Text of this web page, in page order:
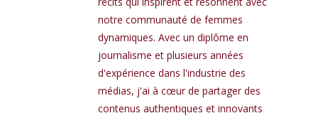
notre communauté de femmes
dynamiques. Avec un diplôme en
journalisme et plusieurs années
d'expérience dans l'industrie des
médias, j'ai à cœur de partager des
contenus authentiques et innovants